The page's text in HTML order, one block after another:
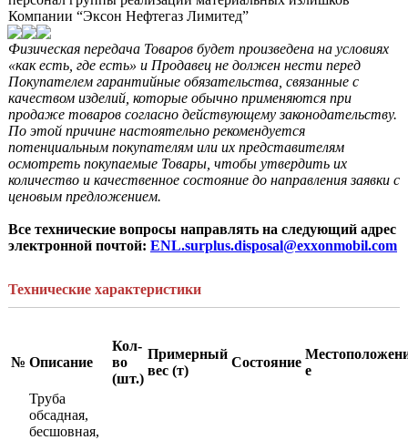
Компании “Эксон Нефтегаз Лимитед”
Физическая передача Товаров будет произведена на условиях
«как есть, где есть» и Продавец не должен нести перед
Покупателем гарантийные обязательства, связанные с
качеством изделий, которые обычно применяются при
продаже товаров согласно действующему законодательству.
По этой причине настоятельно рекомендуется
потенциальным покупателям или их представителям
осмотреть покупаемые Товары, чтобы утвердить их
количество и качественное состояние до направления заявки с
ценовым предложением.
Все технические вопросы направлять на следующий адрес
электронной почтой: ENL.surplus.disposal@exxonmobil.com
Технические характеристики
№ Описание
Кол-
во
(шт.)
Примерный
вес (т)
Состояние
е
Труба
обсадная,
бесшовная,